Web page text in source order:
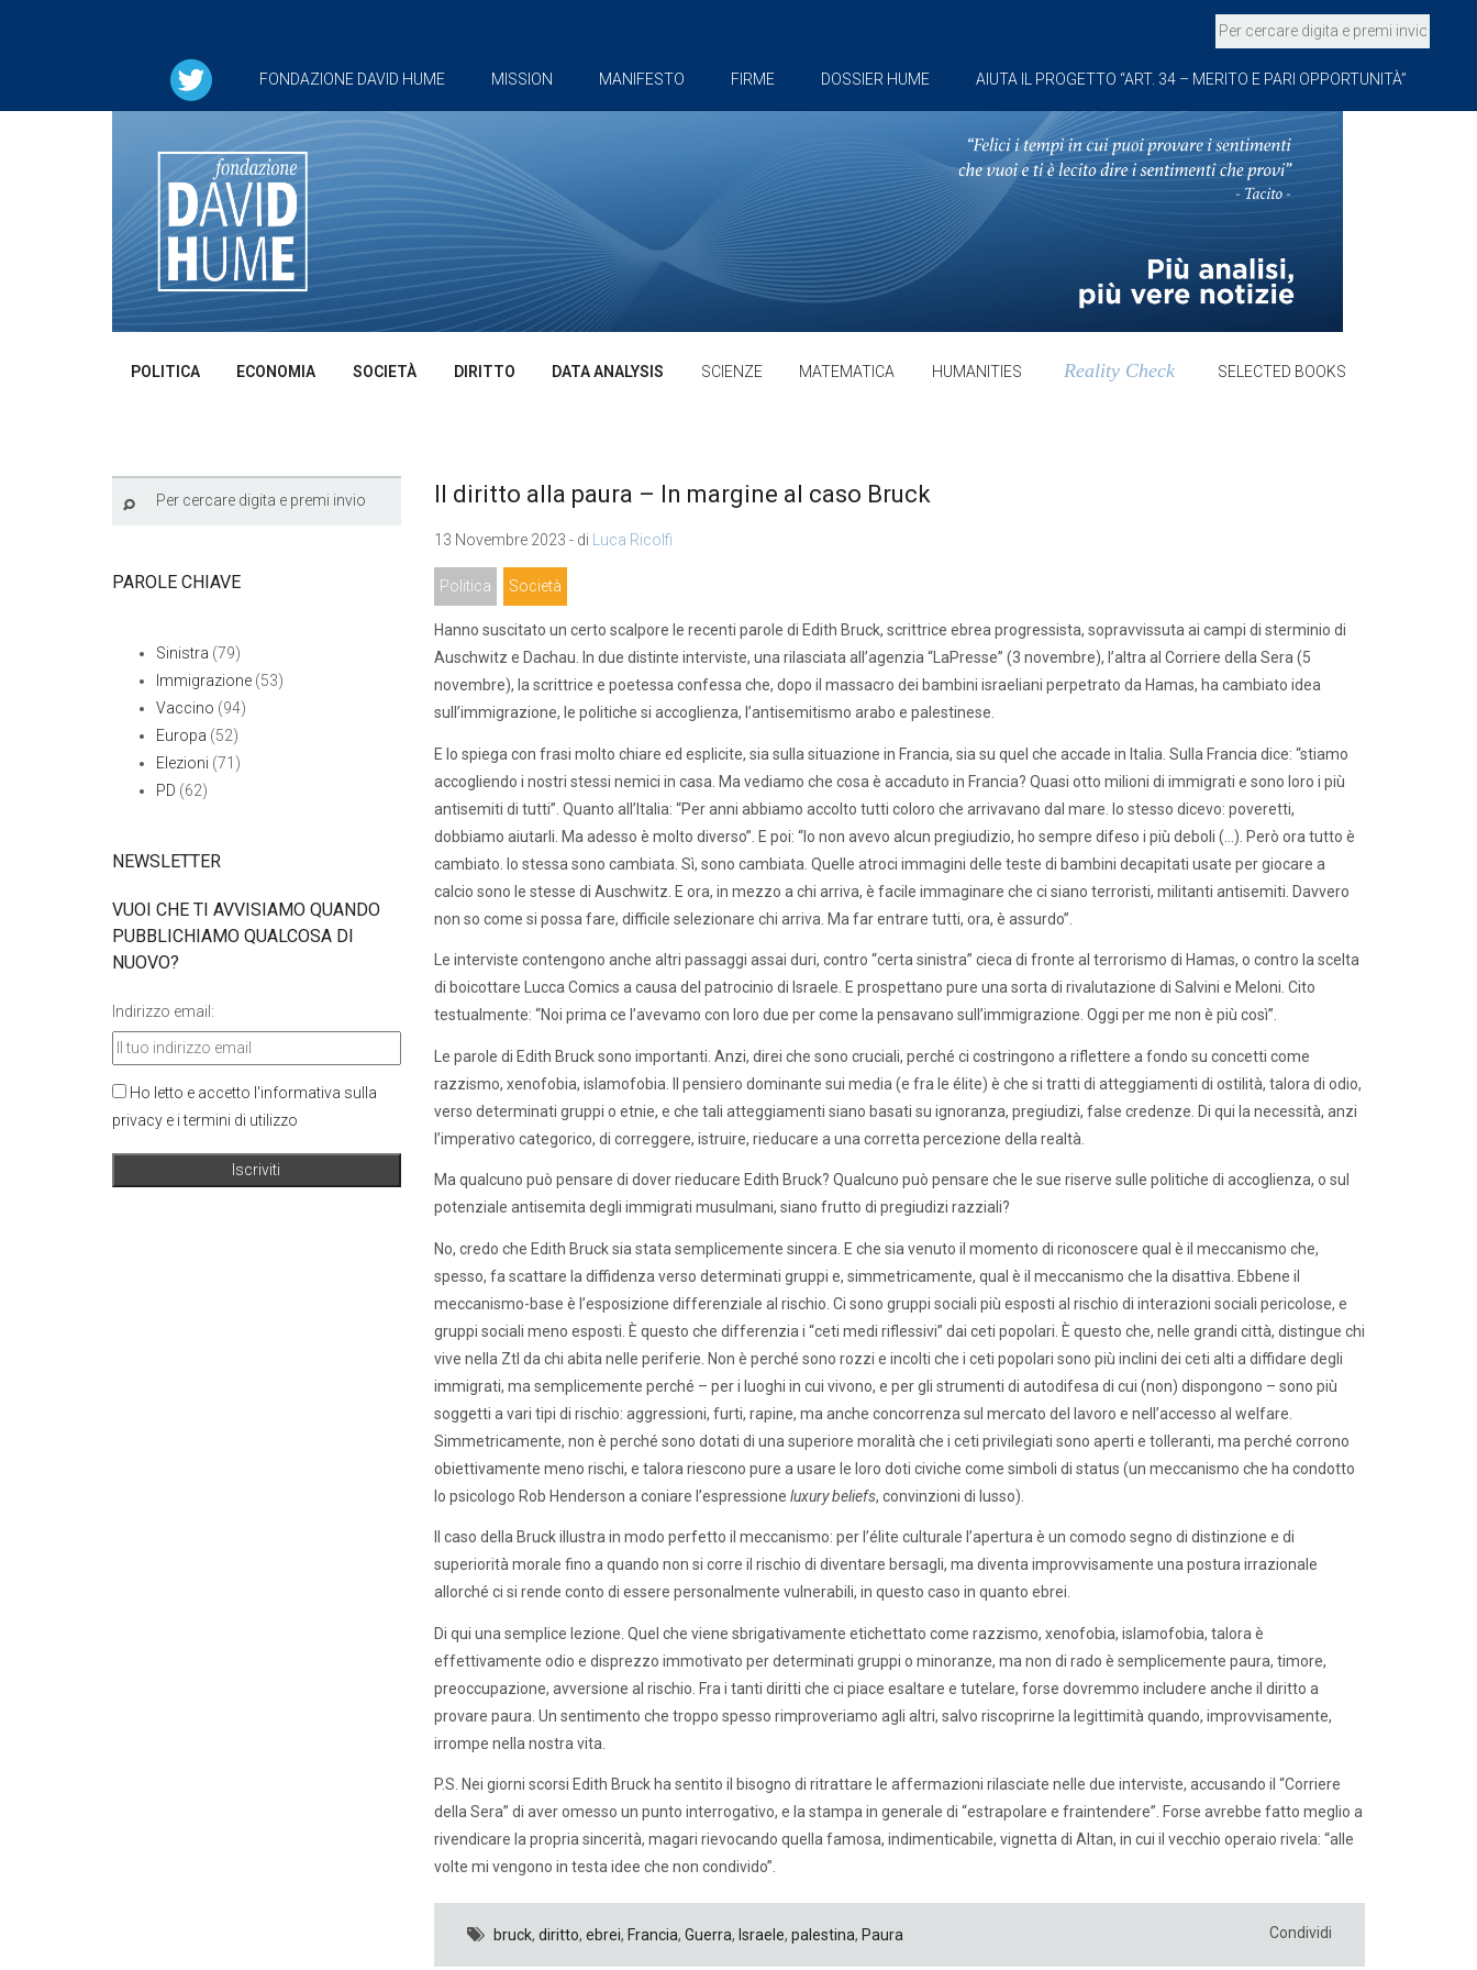
FONDAZIONE DAVID HUME MISSION MANIFESTO FIRME DOSSIER HUME AIUTA IL PROGETTO “ART. 34 – MERITO E PARI OPPORTUNITÀ”
POLITICA ECONOMIA SOCIETÀ DIRITTO DATA ANALYSIS SCIENZE MATEMATICA HUMANITIES Reality Check SELECTED BOOKS
Il diritto alla paura – In margine al caso Bruck
13 Novembre 2023 - di Luca Ricolfi
Politica Società
Hanno suscitato un certo scalpore le recenti parole di Edith Bruck, scrittrice ebrea progressista, sopravvissuta ai campi di sterminio di
Auschwitz e Dachau. In due distinte interviste, una rilasciata all’agenzia “LaPresse” (3 novembre), l’altra al Corriere della Sera (5
novembre), la scrittrice e poetessa confessa che, dopo il massacro dei bambini israeliani perpetrato da Hamas, ha cambiato idea
sull’immigrazione, le politiche si accoglienza, l’antisemitismo arabo e palestinese.
E lo spiega con frasi molto chiare ed esplicite, sia sulla situazione in Francia, sia su quel che accade in Italia. Sulla Francia dice: “stiamo
accogliendo i nostri stessi nemici in casa. Ma vediamo che cosa è accaduto in Francia? Quasi otto milioni di immigrati e sono loro i più
antisemiti di tutti”. Quanto all’Italia: “Per anni abbiamo accolto tutti coloro che arrivavano dal mare. Io stesso dicevo: poveretti,
dobbiamo aiutarli. Ma adesso è molto diverso”. E poi: “Io non avevo alcun pregiudizio, ho sempre difeso i più deboli (…). Però ora tutto è
cambiato. Io stessa sono cambiata. Sì, sono cambiata. Quelle atroci immagini delle teste di bambini decapitati usate per giocare a
calcio sono le stesse di Auschwitz. E ora, in mezzo a chi arriva, è facile immaginare che ci siano terroristi, militanti antisemiti. Davvero
non so come si possa fare, difficile selezionare chi arriva. Ma far entrare tutti, ora, è assurdo”.
Le interviste contengono anche altri passaggi assai duri, contro “certa sinistra” cieca di fronte al terrorismo di Hamas, o contro la scelta
di boicottare Lucca Comics a causa del patrocinio di Israele. E prospettano pure una sorta di rivalutazione di Salvini e Meloni. Cito
testualmente: “Noi prima ce l’avevamo con loro due per come la pensavano sull’immigrazione. Oggi per me non è più così”.
Le parole di Edith Bruck sono importanti. Anzi, direi che sono cruciali, perché ci costringono a riflettere a fondo su concetti come
razzismo, xenofobia, islamofobia. Il pensiero dominante sui media (e fra le élite) è che si tratti di atteggiamenti di ostilità, talora di odio,
verso determinati gruppi o etnie, e che tali atteggiamenti siano basati su ignoranza, pregiudizi, false credenze. Di qui la necessità, anzi
l’imperativo categorico, di correggere, istruire, rieducare a una corretta percezione della realtà.
Ma qualcuno può pensare di dover rieducare Edith Bruck? Qualcuno può pensare che le sue riserve sulle politiche di accoglienza, o sul
potenziale antisemita degli immigrati musulmani, siano frutto di pregiudizi razziali?
No, credo che Edith Bruck sia stata semplicemente sincera. E che sia venuto il momento di riconoscere qual è il meccanismo che,
spesso, fa scattare la diffidenza verso determinati gruppi e, simmetricamente, qual è il meccanismo che la disattiva. Ebbene il
meccanismo-base è l’esposizione differenziale al rischio. Ci sono gruppi sociali più esposti al rischio di interazioni sociali pericolose, e
gruppi sociali meno esposti. È questo che differenzia i “ceti medi riflessivi” dai ceti popolari. È questo che, nelle grandi città, distingue chi
vive nella Ztl da chi abita nelle periferie. Non è perché sono rozzi e incolti che i ceti popolari sono più inclini dei ceti alti a diffidare degli
immigrati, ma semplicemente perché – per i luoghi in cui vivono, e per gli strumenti di autodifesa di cui (non) dispongono – sono più
soggetti a vari tipi di rischio: aggressioni, furti, rapine, ma anche concorrenza sul mercato del lavoro e nell’accesso al welfare.
Simmetricamente, non è perché sono dotati di una superiore moralità che i ceti privilegiati sono aperti e tolleranti, ma perché corrono
obiettivamente meno rischi, e talora riescono pure a usare le loro doti civiche come simboli di status (un meccanismo che ha condotto
lo psicologo Rob Henderson a coniare l’espressione luxury beliefs, convinzioni di lusso).
Il caso della Bruck illustra in modo perfetto il meccanismo: per l’élite culturale l’apertura è un comodo segno di distinzione e di
superiorità morale fino a quando non si corre il rischio di diventare bersagli, ma diventa improvvisamente una postura irrazionale
allorché ci si rende conto di essere personalmente vulnerabili, in questo caso in quanto ebrei.
Di qui una semplice lezione. Quel che viene sbrigativamente etichettato come razzismo, xenofobia, islamofobia, talora è
effettivamente odio e disprezzo immotivato per determinati gruppi o minoranze, ma non di rado è semplicemente paura, timore,
preoccupazione, avversione al rischio. Fra i tanti diritti che ci piace esaltare e tutelare, forse dovremmo includere anche il diritto a
provare paura. Un sentimento che troppo spesso rimproveriamo agli altri, salvo riscoprirne la legittimità quando, improvvisamente,
irrompe nella nostra vita.
P.S. Nei giorni scorsi Edith Bruck ha sentito il bisogno di ritrattare le affermazioni rilasciate nelle due interviste, accusando il “Corriere
della Sera” di aver omesso un punto interrogativo, e la stampa in generale di “estrapolare e fraintendere”. Forse avrebbe fatto meglio a
rivendicare la propria sincerità, magari rievocando quella famosa, indimenticabile, vignetta di Altan, in cui il vecchio operaio rivela: “alle
volte mi vengono in testa idee che non condivido”.
bruck, diritto, ebrei, Francia, Guerra, Israele, palestina, Paura Condividi
PAROLE CHIAVE
Sinistra (79)
Immigrazione (53)
Vaccino (94)
Europa (52)
Elezioni (71)
PD (62)
NEWSLETTER
VUOI CHE TI AVVISIAMO QUANDO
PUBBLICHIAMO QUALCOSA DI
NUOVO?
Indirizzo email:
Ho letto e accetto l'informativa sulla
privacy e i termini di utilizzo